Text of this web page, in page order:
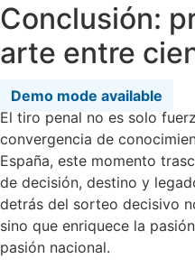
Conclusión:
arte entre
Demo mode available
El tiro penal no es solo
convergencia de
España, este momento
de decisión, destino y
detrás del sorteo decisivo
sino que enriquece la
pasión nacional.